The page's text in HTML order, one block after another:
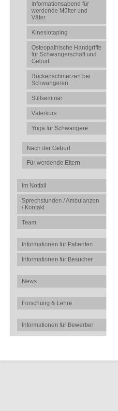
Informationsabend für
werdende Mütter und
Väter
Kinesiotaping
Osteopathische Handgriffe
für Schwangerschaft und
Geburt
Rückenschmerzen bei
Schwangeren
Stillseminar
Väterkurs
Yoga für Schwangere
Nach der Geburt
Für werdende Eltern
Im Notfall
Sprechstunden / Ambulanzen
/ Kontakt
Team
Informationen für Patienten
Informationen für Besucher
News
Forschung & Lehre
Informationen für Bewerber